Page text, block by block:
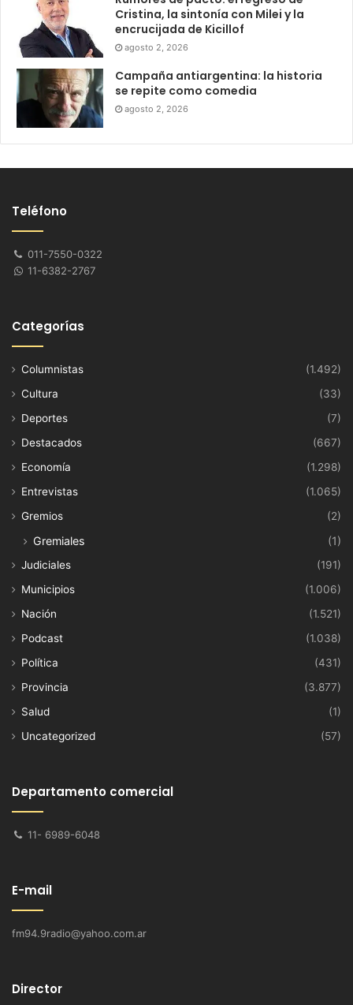
Cristina, la sintonía con Milei y la
encrucijada de Kicillof
agosto 2, 2026
Campaña antiargentina: la historia
se repite como comedia
agosto 2, 2026
Teléfono
011-7550-0322
11-6382-2767
Categorías
Columnistas
(1.492)
Cultura
(33)
Deportes
(7)
Destacados
(667)
Economía
(1.298)
Entrevistas
(1.065)
Gremios
(2)
Gremiales (1)
Judiciales
(191)
Municipios
(1.006)
Nación
(1.521)
Podcast
(1.038)
Política
(431)
Provincia
(3.877)
Salud
(1)
Uncategorized
(57)
Departamento comercial
11- 6989-6048
E-mail
fm94.9radio@yahoo.com.ar
Director